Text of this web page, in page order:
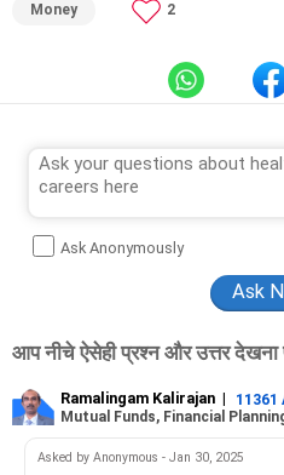
Money 2
Ask Anonymously
आप नीचे ऐसेही प्रश्न और उत्तर
Ramalingam Kalirajan | 11361
Mutual Funds, Financial
Asked by Anonymous - Jan 30, 2025